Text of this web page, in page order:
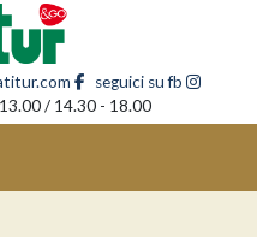
seguici su fb
/ 14.30 - 18.00